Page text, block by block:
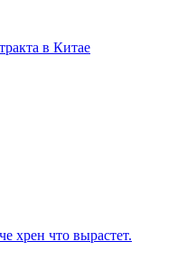
в Китае
хрен что вырастет.